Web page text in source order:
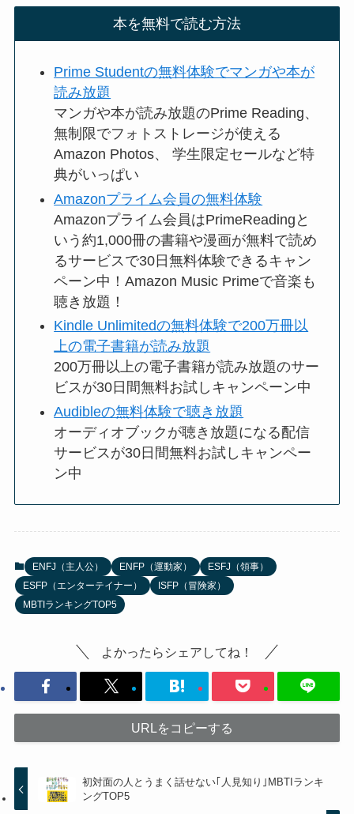
本を無料で読む方法
Prime Studentの無料体験でマンガや本が
読み放題
マンガや本が読み放題のPrime Reading、
無制限でフォトストレージが使える
Amazon Photos、 学生限定セールなど特
典がいっぱい
Amazonプライム会員の無料体験
Amazonプライム会員はPrimeReadingと
いう約1,000冊の書籍や漫画が無料で読め
るサービスで30日無料体験できるキャン
ペーン中！Amazon Music Primeで音楽も
聴き放題！
Kindle Unlimitedの無料体験で200万冊以
上の電子書籍が読み放題
200万冊以上の電子書籍が読み放題のサー
ビスが30日間無料お試しキャンペーン中
Audibleの無料体験で聴き放題
オーディオブックが聴き放題になる配信
サービスが30日間無料お試しキャンペー
ン中
ENFJ（主人公） ENFP（運動家）
ESFJ（領事）
ESFP（エンターテイナー）
ISFP（冒険家）
MBTIランキングTOP5
よかったらシェアしてね！
URLをコピーする
初対面の人とうまく話せない｢人見知り｣MBTIランキ
ングTOP5